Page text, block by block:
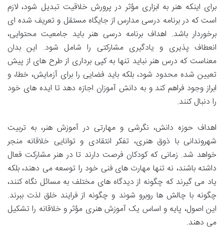
برای اینکه هنر به ابزاری مؤثر در پرورش خلاقیت تبدیل شود، لازم
است که در برنامه درسی مدارس از جایگاه مستقل و تعریف شده ای
برخوردار باشد. اهداف برنامه درسی هنر باید جامعیت محتوایی،
انعطاف پذیری و یادگیری مشارکتی را شامل شود. این بدان
معناست که درس هنر نباید تنها به کپی برداری از طرح های از پیش
تعیین شده محدود شود، بلکه باید فضایی را برای آزمایش، خطا، و
ابراز وجود فراهم کند و به دانش آموزان اجازه دهد تا ایده های خود
را دنبال کنند.
اهداف حوزه دانش، نگرشی و مهارتی در آموزش هنر، به تربیت
شهروندانی با ذوق هنری، تفکر انتقادی و توانایی خلاقانه منجر
خواهد شد. زمانی که کودکان فرصت دارند تا در هنر مشارکت فعال
داشته باشند، نه تنها مهارت های فنی خود را توسعه می دهند، بلکه
یاد می گیرند که چگونه از دیدگاه های مختلف به مسائل نگاه کنند،
چگونه با چالش ها روبرو شوند و چگونه از فرایند خلق لذت ببرند.
این اصول، پایه و اساس یک آموزش هنری مؤثر و خلاقانه را تشکیل
می دهند.